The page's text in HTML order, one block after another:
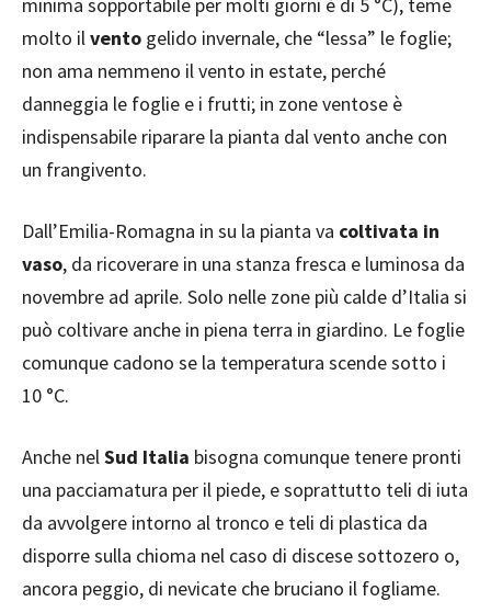
minima sopportabile per molti giorni è di 5 °C), teme
molto ilvento gelido invernale, che “lessa” le foglie;
non ama nemmeno il vento in estate, perché
danneggia le foglie e i frutti; in zone ventose è
indispensabile riparare la pianta dal vento anche con
un frangivento.
Dall’Emilia-Romagna in su la pianta va coltivata in
vaso, da ricoverare in una stanza fresca e luminosa da
novembre ad aprile. Solo nelle zone più calde d’Italia si
può coltivare anche in piena terra in giardino. Le foglie
comunque cadono se la temperatura scende sotto i
10 °C.
Anche nelSud Italia bisogna comunque tenere pronti
una pacciamatura per il piede, e soprattutto teli di iuta
da avvolgere intorno al tronco e teli di plastica da
disporre sulla chioma nel caso di discese sottozero o,
ancora peggio, di nevicate che bruciano il fogliame.